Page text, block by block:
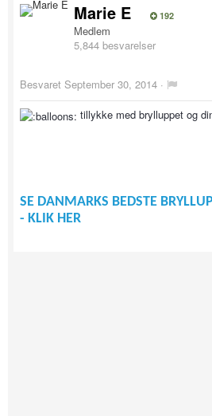
Marie E 192
Medlem
5,844 besvarelser
Besvaret September 30, 2014 ·
tillykke med brylluppet og
SE DANMARKS BEDSTE
- KLIK HER